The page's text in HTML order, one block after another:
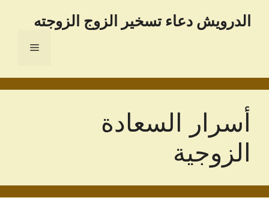
الدرویش دعاء تسخير الزوج الزوجته
القائمة
أسرار السعادة
الزوجية